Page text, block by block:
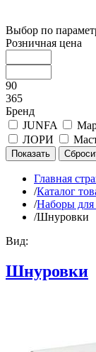
Выбор по
Розничная цена
90
365
Бренд
JUNFA
ЛОРИ
Главная
/Каталог
/Наборы для
/Шнуровки
Вид:
Шнуровки